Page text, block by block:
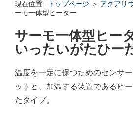
回答: ガラス面に卵を産まない
現在位置 : トップページ ＞ アクアリ
ーモ一体型ヒーター
サーモ一体型ヒー
いったいがたひー
温度を一定に保つためのセンサ
ットと、加温する装置であるヒ
たタイプ。